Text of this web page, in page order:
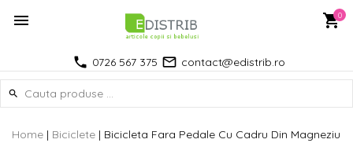
0
0726 567 375 contact@edistrib.ro
Home | Biciclete | Bicicleta Fara Pedale Cu Cadru Din Magneziu